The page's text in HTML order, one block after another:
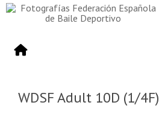
WDSF Adult 10D (1/4F)